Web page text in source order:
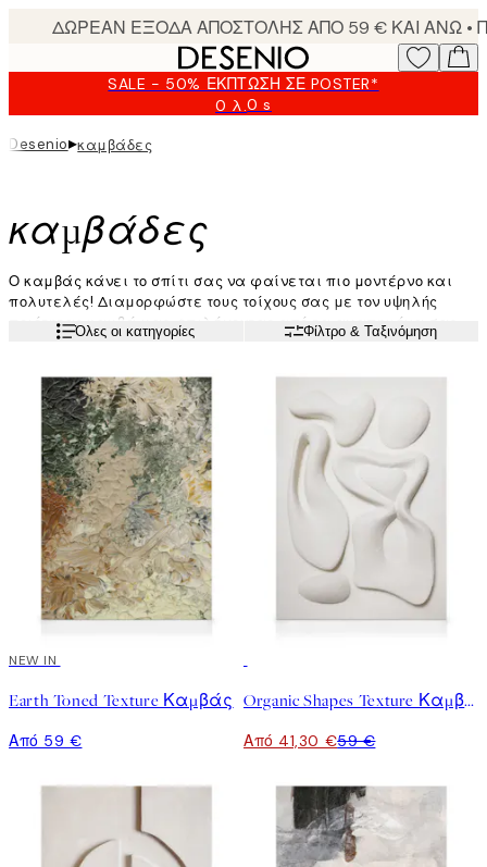
SALE - 50% ΈΚΠΤΩΣΗ ΣΕ POSTER*
0 λ.0 s
Ισχύει
Desenio▸καμβάδες
καμβάδες
Ο καμβάς κάνει το σπίτι σας να φαίνεται πιο μοντέρνο και
πολυτελές! Διαμορφώστε τους τοίχους σας με τον υψηλής
ποιότητας καμβά μας, επιλέγοντας από τα αγαπημένα σας
στυλ τέχνης. Ποιοτική τέχνη για ένα μοντέρνο σπίτι.
Διαβάστε περισσότερα
Όλες οι κατηγορίες Φίλτρο & Ταξινόμηση
NEW IN
Earth Toned Texture Καμβάς
Από 59 €
Organic Shapes Texture Καμβάς
Από 41,30 €59 €